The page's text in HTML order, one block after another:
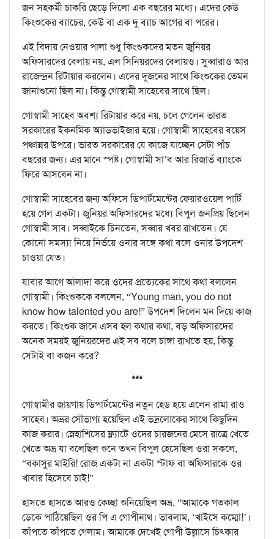
জন সহকর্মী চাকরি ছেড়ে দিলো এক বছরের মধ্যে। এদের কেউ
কিংশুকের ব্যাচের, কেউ বা এক দু ব্যাচ আগের বা পরের।
এই বিদায় নেওয়ার পালা শুধু কিংশুকদের মতন জুনিয়র
অফিসারদের বেলায় নয়, এল সিনিয়রদের বেলায়ও। সুব্বারাও আর
রাজেন্দ্রন রিটায়ার করলেন। এদের দুজনের সাথে কিংশুকের তেমন
জানাশুনো ছিল না। কিন্তু গোস্বামী সাহেবের সাথে ছিল।
গোস্বামী সাহেব অবশ্য রিটায়ার করে নয়, চলে গেলেন ভারত
সরকারের ইকনমিক অ্যাডভাইজার হয়ে। গোস্বামী সাহেবের বয়েস
পঞ্চান্নর উপরে। ভারত সরকারের যে কাজে যাচ্ছেন সেটা পাঁচ
বছরের জন্য। এর মানে স্পষ্ট। গোস্বামী সা’ব আর রিজার্ভ ব্যাংকে
ফিরে আসবেন না।
গোস্বামী সাহেবের জন্য অফিসে ডিপার্টমেন্টের ফেয়ারওয়েল পার্টি
হয়ে গেল একটা। জুনিয়র অফিসারদের মধ্যে বিপুল জনপ্রিয় ছিলেন
গোস্বামী সাব। সব্বাইকে চিনতেন, সব্বার খবর রাখতেন। যে
কোনো সমস্যা নিয়ে নির্ভয়ে ওনার সঙ্গে কথা বলে ওনার উপদেশ
চাওয়া যেত।
যাবার আগে আলাদা করে ওদের প্রত্যেকের সাথে কথা বললেন
গোস্বামী। কিংশুককে বললেন, “Young man, you do not
know how talented you are!” উপদেশ দিলেন মন দিয়ে কাজ
করতে। কিংশুক জানে এসব হল কথার কথা, বড় অফিসারদের
অনেক সময়ই জুনিয়রদের এই সব বলে চাঙ্গা রাখতে হয়, কিন্তু
সেটাই বা কজন করে?
***
গোস্বামীর জায়গায় ডিপার্টমেন্টের নতুন হেড হয়ে এলেন রামা রাও
সাহেব। অভ্রর সৌভাগ্য হয়েছিল এই ভদ্রলোকের সাথে কিছুদিন
কাজ করার। স্নেহাশিসের ফ্ল্যাটে ওদের চারজনের মেসে রাত্রে খেতে
খেতে অভ্র যা বলেছিল শুনে তখন বিপুল হেসেছিল ওরা সকলে,
“বকাসুর মাইরি! রোজ একটা না একটা স্টাফ বা অফিসারকে ওর
খাবার হিসেবে চাই!”
হাসতে হাসতে আরও কেচ্ছা শুনিয়েছিল অভ্র, “আমাকে গতকাল
ডেকে পাঠিয়েছিল ওর পি এ গোপীনাথ। ভাবলাম, ‘খাইসে কম্মো!’।
কাঁপতে কাঁপতে গেলাম। আমাকে দেখেই গোপী উল্লাসে চিৎকার